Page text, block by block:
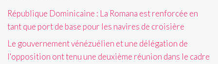
République Dominicaine : La Romana est renforcée en
tant que port de base pour les navires de croisière
Le gouvernement vénézuélien et une délégation de
l'opposition ont tenu une deuxième réunion dans le cadre